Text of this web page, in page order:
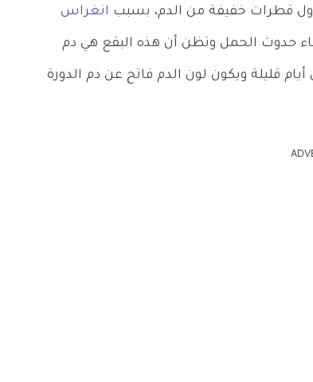
انغراس
حدوث الحمل وتظن أن هذه البقع هي دم
قليلة ويكون لون الدم فاتح عن دم الدورة